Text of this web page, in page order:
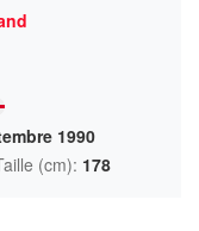
1990
(cm): 178